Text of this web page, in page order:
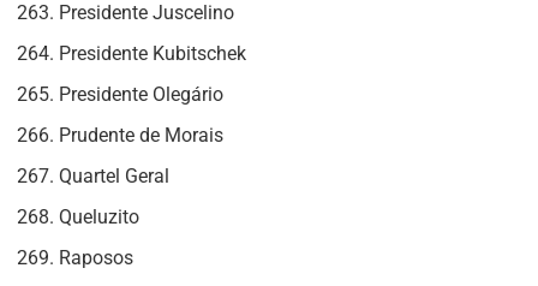
Presidente Juscelino
Presidente Kubitschek
Presidente Olegário
Prudente de Morais
Quartel Geral
Queluzito
Raposos